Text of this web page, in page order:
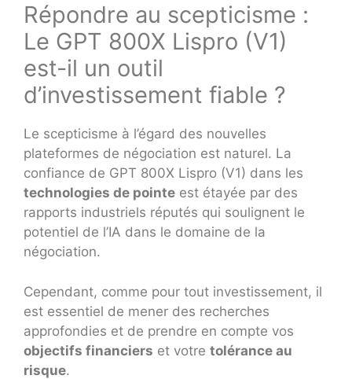
Répondre au scepticisme :
Le GPT 800X Lispro (V1)
est-il un outil
d’investissement fiable ?
Le scepticisme à l’égard des nouvelles
plateformes de négociation est naturel. La
confiance de GPT 800X Lispro (V1) dans les
technologies de pointe est étayée par des
rapports industriels réputés qui soulignent le
potentiel de l’IA dans le domaine de la
négociation.
Cependant, comme pour tout investissement, il
est essentiel de mener des recherches
approfondies et de prendre en compte vos
objectifs financiers et votre tolérance au
risque.